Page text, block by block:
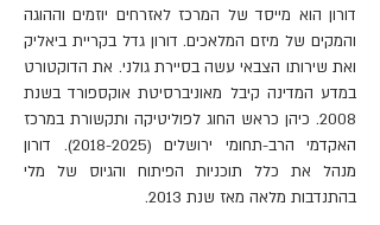
דורון הוא מייסד של המרכז לאזרחים יוזמים וההוגה
והמקים של מיזם המלאכים. דורון גדל בקריית ביאליק
ואת שירותו הצבאי עשה בסיירת גולני. את הדוקטורט
במדע המדינה קיבל מאוניברסיטת אוקספורד בשנת
2008. כיהן כראש החוג לפוליטיקה ותקשורת במרכז
האקדמי הרב-תחומי ירושלים (2018-2025)
. דורון
מנהל את כלל תוכניות הפיתוח והגיוס של מלי
בהתנדבות מלאה מאז שנת 2013.